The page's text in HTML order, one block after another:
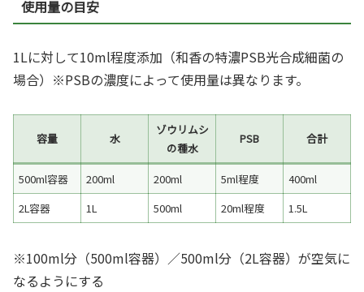
使用量の目安
1Lに対して10ml程度添加（和香の特濃PSB光合成細菌の
場合）※PSBの濃度によって使用量は異なります。
容量 水
ゾウリムシ
の種水
PSB 合計
500ml容器 200ml 200ml 5ml程度
400ml
2L容器
1L 500ml 20ml程度 1.5L
※100ml分（500ml容器）／500ml分（2L容器）が空気に
なるようにする